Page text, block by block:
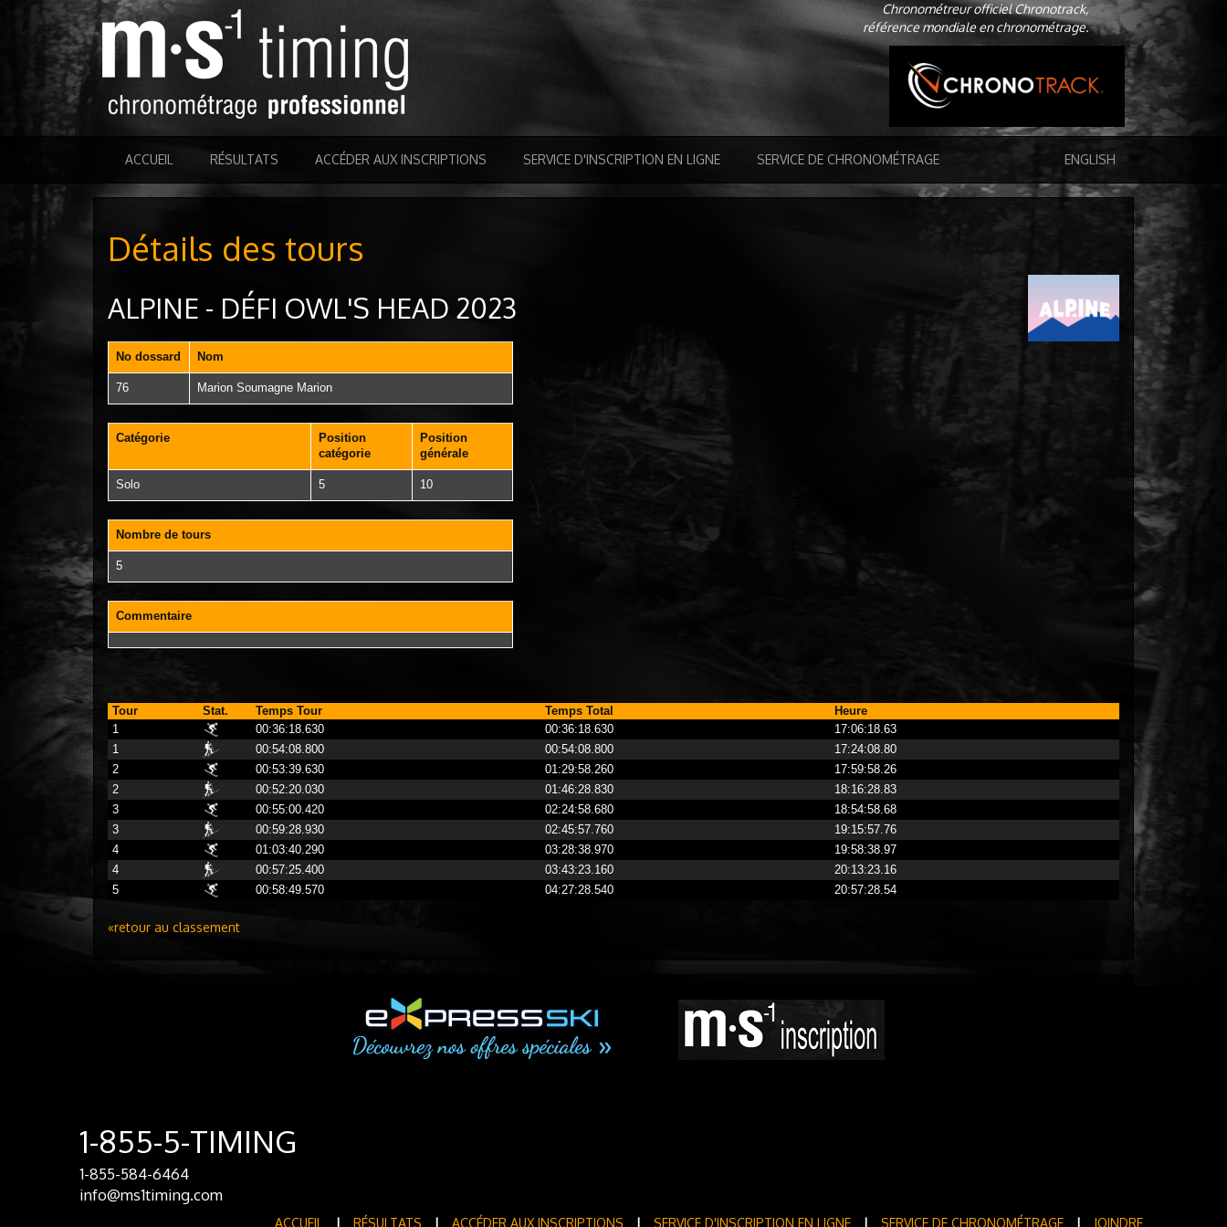
Chronométreur officiel Chronotrack,
référence mondiale en chronométrage.
ACCUEIL RÉSULTATS ACCÉDER AUX INSCRIPTIONS SERVICE D'INSCRIPTION EN LIGNE SERVICE DE CHRONOMÉTRAGE ENGLISH
Détails des tours
ALPINE - DÉFI OWL'S HEAD 2023
No dossard Nom
76 Marion Soumagne Marion
Catégorie
Position
catégorie
Position
générale
Solo 5 10
Nombre de tours
5
Commentaire
Tour Stat. Temps Tour Temps Total
Heure
1
00:36:18.630 00:36:18.630
17:06:18.63
1
00:54:08.800 00:54:08.800
17:24:08.80
2
00:53:39.630 01:29:58.260
17:59:58.26
2
00:52:20.030 01:46:28.830
18:16:28.83
3
00:55:00.420 02:24:58.680
18:54:58.68
3
00:59:28.930 02:45:57.760
19:15:57.76
4
01:03:40.290 03:28:38.970
19:58:38.97
4
00:57:25.400 03:43:23.160
20:13:23.16
5
00:58:49.570 04:27:28.540 20:57:28.54
«retour au classement
1-855-5-TIMING
1-855-584-6464
info@ms1timing.com
ACCUEIL | RÉSULTATS | ACCÉDER AUX INSCRIPTIONS | SERVICE D'INSCRIPTION EN LIGNE | SERVICE DE CHRONOMÉTRAGE | JOINDRE